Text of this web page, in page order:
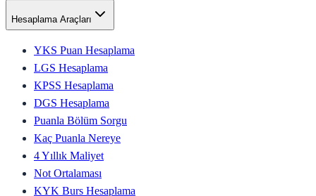
Hesaplama Araçları
YKS Puan Hesaplama
LGS Hesaplama
KPSS Hesaplama
DGS Hesaplama
Puanla Bölüm Sorgu
Kaç Puanla Nereye
4 Yıllık Maliyet
Not Ortalaması
KYK Burs Hesaplama